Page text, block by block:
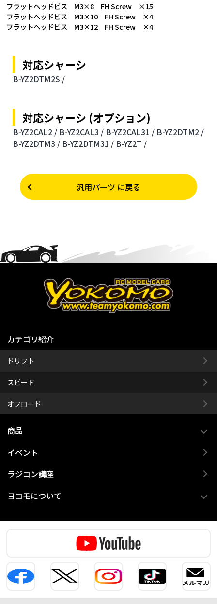
フラットヘッドビス M3×8 FH Screw ×15
フラットヘッドビス M3×10 FH Screw ×4
フラットヘッドビス M3×12 FH Screw ×4
対応シャーシ
B-YZ2DTM2S /
対応シャーシ (オプション)
B-YZ2CAL2 / B-YZ2CAL3 / B-YZ2CAL31 / B-YZ2DTM2 /
B-YZ2DTM3 / B-YZ2DTM31 / B-YZ2T /
汎用パーツ に戻る
カテゴリ紹介
ドリフト
スピード
オフロード
商品
イベント
ラジコン講座
ヨコモについて